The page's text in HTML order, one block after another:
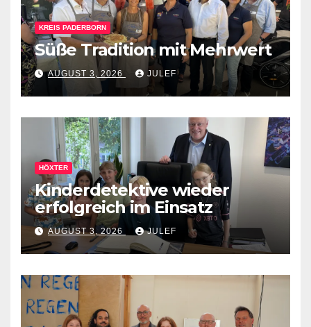
KREIS PADERBORN
Süße Tradition mit Mehrwert
AUGUST 3, 2026 JULEF
HÖXTER
Kinderdetektive wieder
erfolgreich im Einsatz
AUGUST 3, 2026 JULEF